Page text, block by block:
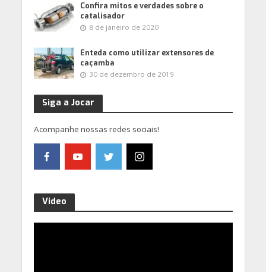
Confira mitos e verdades sobre o
catalisador
8 de janeiro de 2020
Enteda como utilizar extensores de
caçamba
30 de dezembro de 2019
Siga a Jocar
Acompanhe nossas redes sociais!
Video